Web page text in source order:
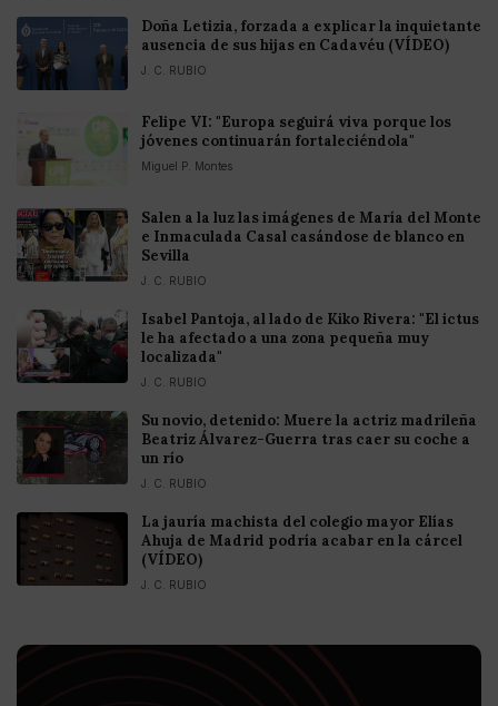
Doña Letizia, forzada a explicar la inquietante
ausencia de sus hijas en Cadavéu (VÍDEO)
J. C. RUBIO
Felipe VI: "Europa seguirá viva porque los
jóvenes continuarán fortaleciéndola"
Miguel P. Montes
Salen a la luz las imágenes de María del Monte
e Inmaculada Casal casándose de blanco en
Sevilla
J. C. RUBIO
Isabel Pantoja, al lado de Kiko Rivera: "El ictus
le ha afectado a una zona pequeña muy
localizada"
J. C. RUBIO
Su novio, detenido: Muere la actriz madrileña
Beatriz Álvarez-Guerra tras caer su coche a
un río
J. C. RUBIO
La jauría machista del colegio mayor Elías
Ahuja de Madrid podría acabar en la cárcel
(VÍDEO)
J. C. RUBIO